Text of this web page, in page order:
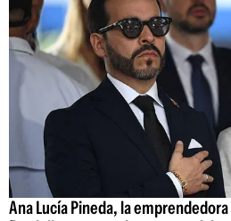
Ana Lucía Pineda, la